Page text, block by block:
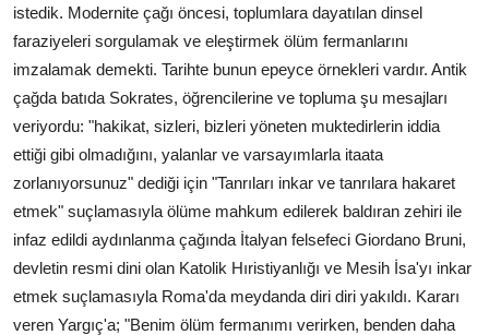
istedik. Modernite çağı öncesi, toplumlara dayatılan dinsel
faraziyeleri sorgulamak ve eleştirmek ölüm fermanlarını
imzalamak demekti. Tarihte bunun epeyce örnekleri vardır. Antik
çağda batıda Sokrates, öğrencilerine ve topluma şu mesajları
veriyordu: "hakikat, sizleri, bizleri yöneten muktedirlerin iddia
ettiği gibi olmadığını, yalanlar ve varsayımlarla itaata
zorlanıyorsunuz" dediği için "Tanrıları inkar ve tanrılara hakaret
etmek" suçlamasıyla ölüme mahkum edilerek baldıran zehiri ile
infaz edildi aydınlanma çağında İtalyan felsefeci Giordano Bruni,
devletin resmi dini olan Katolik Hıristiyanlığı ve Mesih İsa'yı inkar
etmek suçlamasıyla Roma'da meydanda diri diri yakıldı. Kararı
veren Yargıç'a; "Benim ölüm fermanımı verirken, benden daha